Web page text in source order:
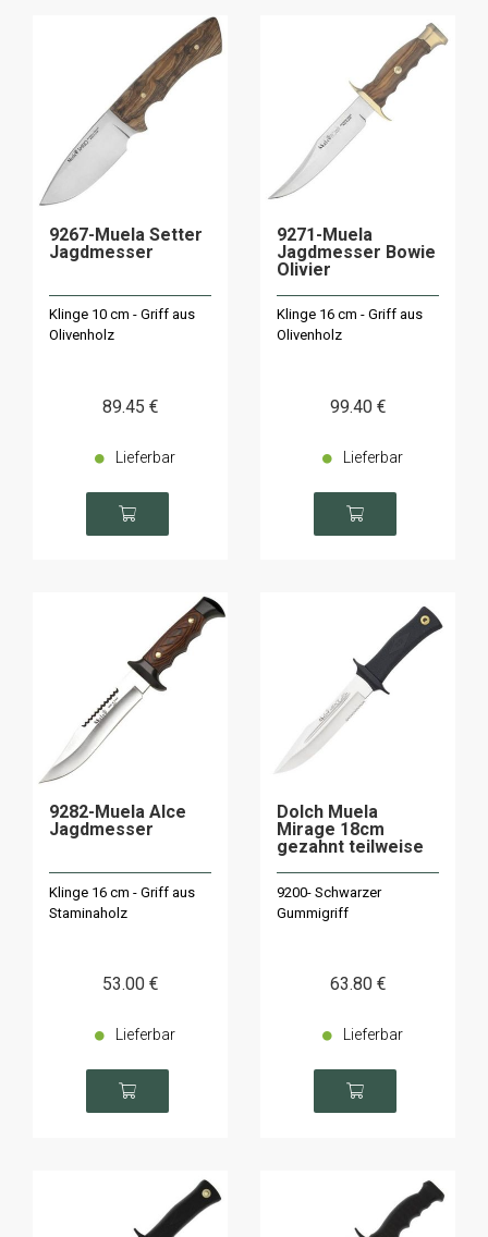
9267-Muela Setter
Jagdmesser
Klinge 10 cm - Griff aus
Olivenholz
89.45 €
Lieferbar
9271-Muela
Jagdmesser Bowie
Olivier
Klinge 16 cm - Griff aus
Olivenholz
99.40 €
Lieferbar
9282-Muela Alce
Jagdmesser
Klinge 16 cm - Griff aus
Staminaholz
53.00 €
Lieferbar
Dolch Muela
Mirage 18cm
gezahnt teilweise
9200- Schwarzer
Gummigriff
63.80 €
Lieferbar